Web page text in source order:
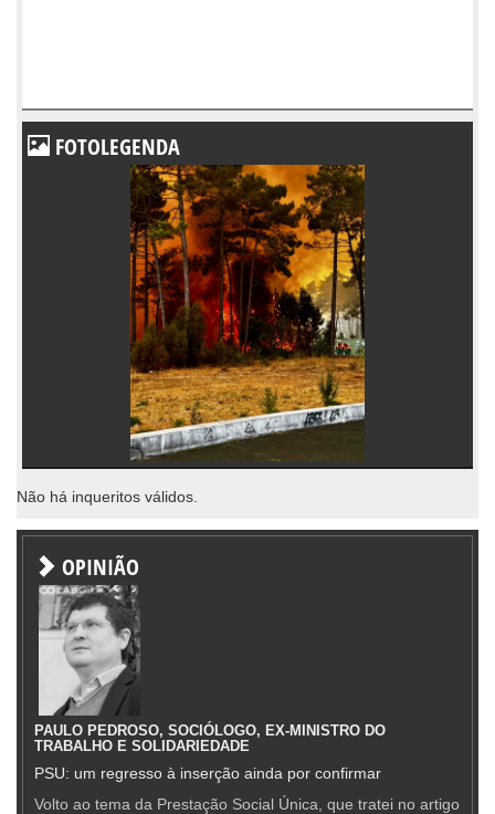
FOTOLEGENDA
Não há inqueritos válidos.
OPINIÃO
PAULO PEDROSO, SOCIÓLOGO, EX-MINISTRO DO
TRABALHO E SOLIDARIEDADE
PSU: um regresso à inserção ainda por confirmar
Volto ao tema da Prestação Social Única, que tratei no artigo